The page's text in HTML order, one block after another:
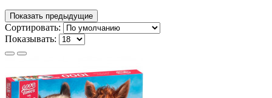
Показать предыдущие
Сортировать:
Показывать: